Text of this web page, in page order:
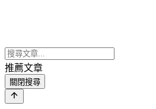
推薦文章
關閉搜尋